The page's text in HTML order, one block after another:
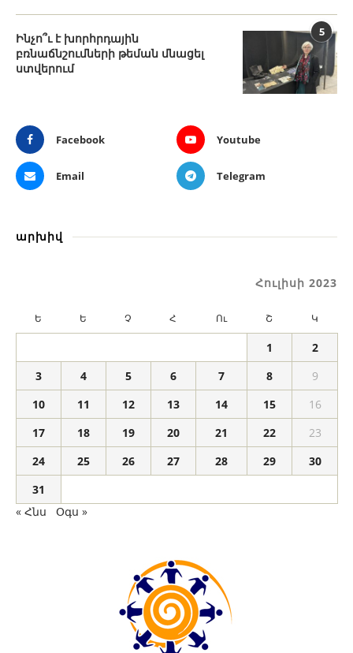
5
Ինչո՞ւ է խորհրդային
բռնաճնշումների թեման մնացել
ստվերում
Facebook Youtube
Email Telegram
արխիվ
Հուլիսի 2023
Ե Ե Չ Հ Ու Շ Կ
1
2
3
4 5 6 7 8
9
10
11 12 13 14 15
16
17
18 19 20 21 22
23
24
25 26 27 28 29
30
31
« Հնս
Օգս »